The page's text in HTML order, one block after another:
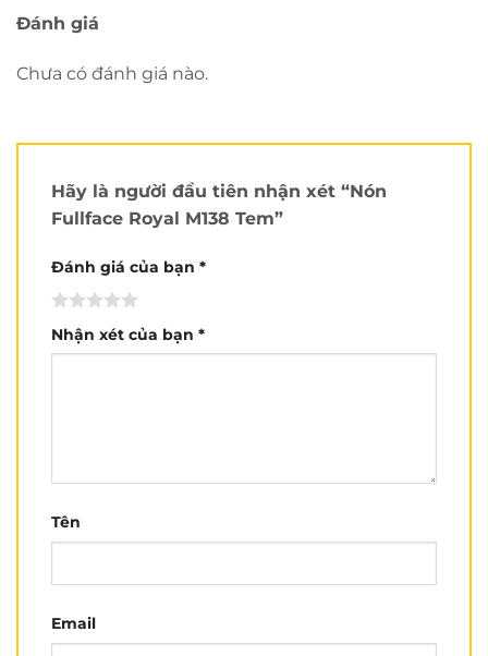
thiết kế nắp chụp mới lạ
Đánh giá
Chưa có đánh giá nào.
Hãy là người đầu tiên nhận xét “Nón
Fullface Royal M138 Tem”
Đánh giá của bạn *
Nhận xét của bạn *
Tên
Email